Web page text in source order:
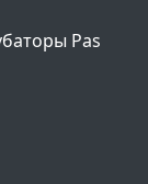
Pas